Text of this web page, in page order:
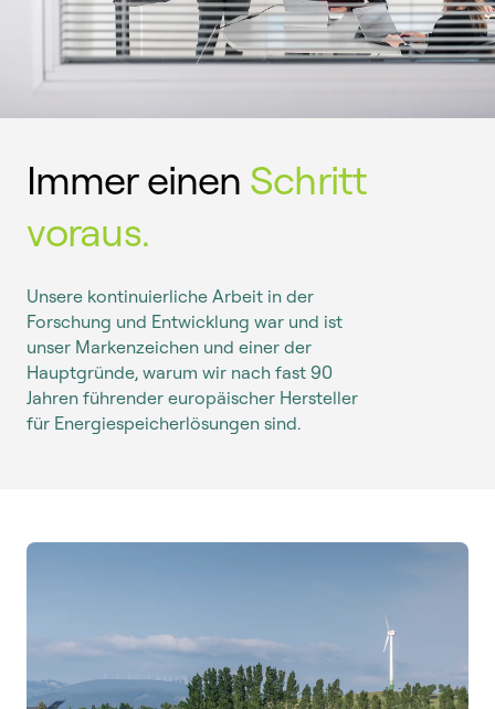
Immer einen Schritt
voraus.
Unsere kontinuierliche Arbeit in der
Forschung und Entwicklung war und ist
unser Markenzeichen und einer der
Hauptgründe, warum wir nach fast 90
Jahren führender europäischer Hersteller
für Energiespeicherlösungen sind.